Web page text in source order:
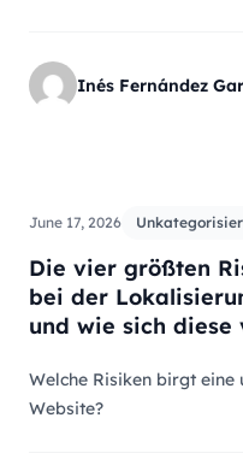
Inés Fernández
Go to our article 'Die
June 17, 2026
Die vier größten
bei der
und wie sich diese
Welche Risiken birgt eine
Website?